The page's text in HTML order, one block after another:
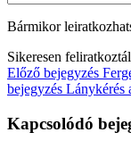
Bármikor
Sikeresen
Előző bejegyzés
bejegyzés Lánykérés
Kapcsolódó